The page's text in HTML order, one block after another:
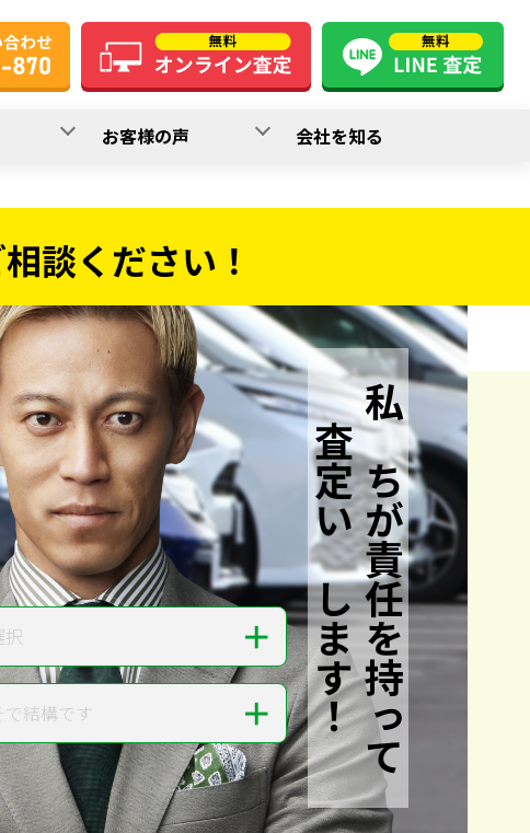
お客様の声 会社を知る
私たちが責任を持って
査定いたします！
談ください！
択 ＋
で結構です ＋